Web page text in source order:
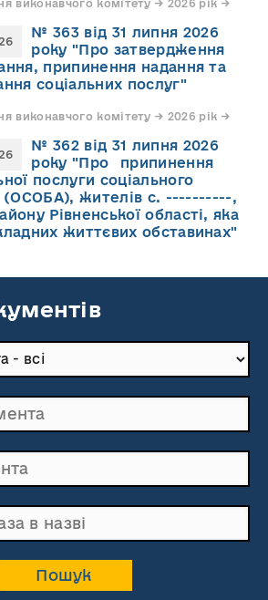
виконавчого комітету → 2026 рік →
№ 363 від 31 липня 2026
року "Про затвердження
припинення надання та
соціальних послуг"
виконавчого комітету → 2026 рік →
№ 362 від 31 липня 2026
року "Про припинення
послуги соціального
(ОСОБА), жителів с. ----------,
Рівненської області, яка
життєвих обставинах"